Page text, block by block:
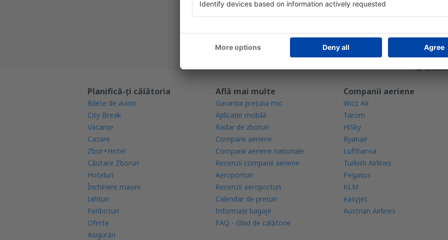
Noi oferte zilnice la îndemână
Toate rezervările tale într-un singur loc
Planifică-ți călătoria
Bilete de avion
City Break
Vacanţe
Cazare
Zbor+Hotel
Căutare Zboruri
Hoteluri
Închiriere mașini
Iahturi
Feriboturi
Oferte
Asigurări
Află mai multe
Garanția prețului mic
Aplicație mobilă
Radar de zboruri
Companii aeriene
Companii aeriene naţionale
Recenzii companii aeriene
Aeroporturi
Recenzii aeroporturi
Calendar de prețuri
Informații bagaje
FAQ - Ghid de călătorie
Companii aeriene
Wizz Air
Tarom
HiSky
Ryanair
Lufthansa
Turkish Airlines
Pegasus
KLM
easyJet
Austrian Airlines